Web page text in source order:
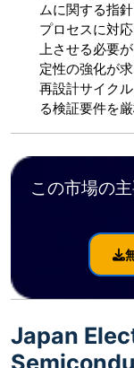
ムに関する指
プロセスに対
上させる必要
定性の強化が
再設計サイク
る検証要件を
この市場の
Japan